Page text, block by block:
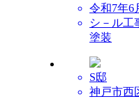
令和7年6
シ－ル工
塗装
S邸
神戸市西